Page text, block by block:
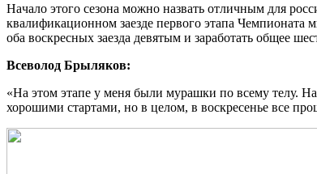
Нaчaлo этого сезона можно назвать отличным для
квалификационном заезде первого этапа
оба воскресных заезда девятым и заработать общее
Всеволод Брыляков:
«На этом этапе у меня были мурашки по всему телу.
хорошими стартами, но в целом, в воскресенье все